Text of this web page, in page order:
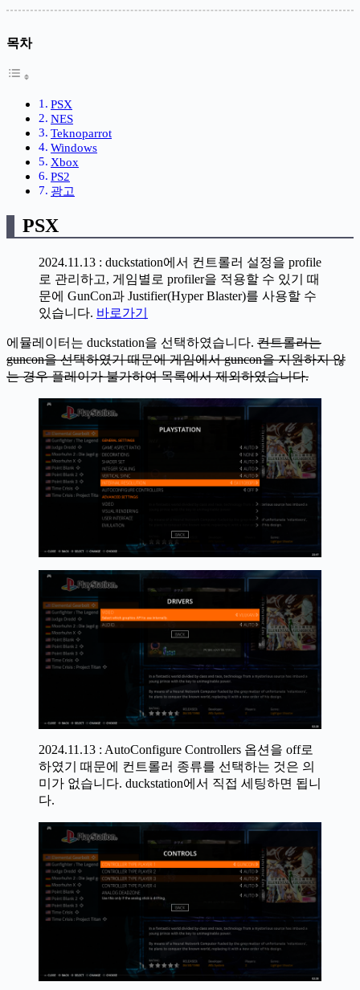
목차
PSX
NES
Teknoparrot
Windows
Xbox
PS2
광고
PSX
2024.11.13 : duckstation에서 컨트롤러 설정을 profile
로 관리하고, 게임별로 profiler을 적용할 수 있기 때
문에 GunCon과 Justifier(Hyper Blaster)를 사용할 수
있습니다. 바로가기
에뮬레이터는 duckstation을 선택하였습니다. 컨트롤러는
guncon을 선택하였기 때문에 게임에서 guncon을 지원하지 않
는 경우 플레이가 불가하여 목록에서 제외하였습니다.
2024.11.13 : AutoConfigure Controllers 옵션을 off로
하였기 때문에 컨트롤러 종류를 선택하는 것은 의
미가 없습니다. duckstation에서 직접 세팅하면 됩니
다.